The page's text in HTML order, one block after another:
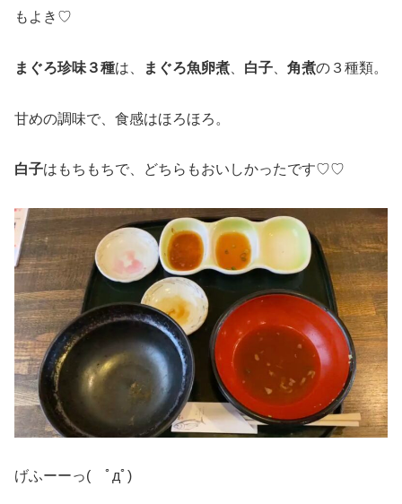
もよき♡
まぐろ珍味３種は、 まぐろ魚卵煮 白子 角煮の３種類。
甘めの調味で、食感はほろほろ。
白子はもちもちで、どちらもおいしかったです♡♡
げふーーっ( ﾟдﾟ)